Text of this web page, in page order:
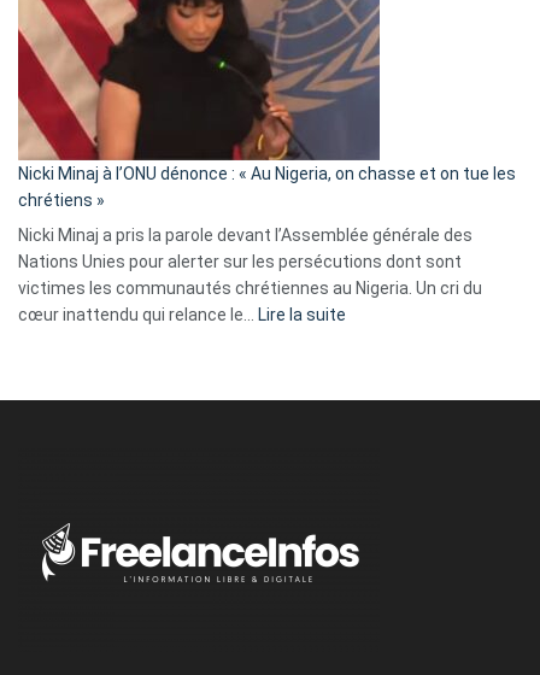
« Zemmour
a
tout
parle
ses
tripes »
Nicki Minaj à l’ONU dénonce : « Au Nigeria, on chasse et on tue les
chrétiens »
Nicki Minaj a pris la parole devant l’Assemblée générale des
Nations Unies pour alerter sur les persécutions dont sont
victimes les communautés chrétiennes au Nigeria. Un cri du
cœur inattendu qui relance le… Lire la suite
Nigeria,